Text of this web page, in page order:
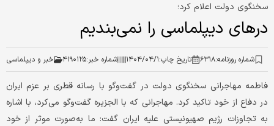
سخنگوی دولت اعلام کرد؛
درهای دیپلماسی را نمی‌بندیم
شماره روزنامه:۶۳۱۸ تاریخ چاپ:۱۴۰۴/۰۴/۱ شماره خبر:۴۱۹۰۱۲۵ خبر و دیپلماسی
فاطمه مهاجرانی سخنگوی دولت در گفت‌‌‌وگو با رسانه قطری بر عزم ایران
در دفاع از خود تاکید کرد. مهاجرانی که با الجزیره گفت‌‌‌وگو می‌‌‌کرد، با اشاره
به تجاوزات رژیم صهیونیستی علیه ایران گفت: ما به‌‌‌صورت موثر از خود